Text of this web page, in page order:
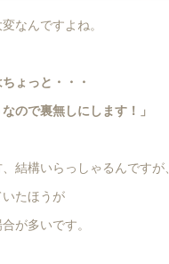
なんですよね。
ちょっと・・・
ので裏無しにします！」
結構いらっしゃるんですが、
たほうが
が多いです。